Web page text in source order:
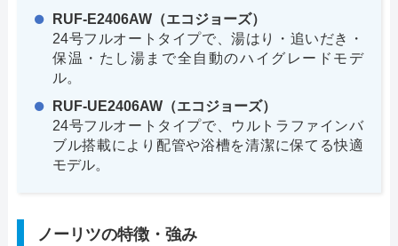
RUF-E2406AW（エコジョーズ）
24号フルオートタイプで、湯はり・追いだき・
保温・たし湯まで全自動のハイグレードモデ
ル。
RUF-UE2406AW（エコジョーズ）
24号フルオートタイプで、ウルトラファインバ
ブル搭載により配管や浴槽を清潔に保てる快適
モデル。
ノーリツの特徴・強み